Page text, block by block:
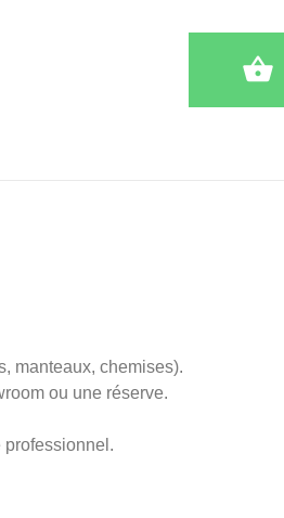
manteaux, chemises).
ou une réserve.
professionnel.